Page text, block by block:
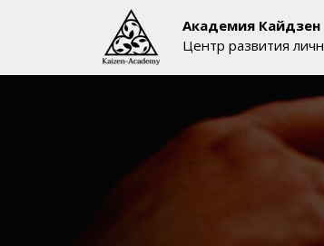
Академия Кайдзен
Центр развития